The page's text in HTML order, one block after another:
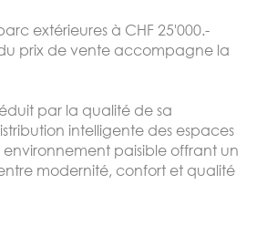
extérieures à CHF 25'000.-
prix de vente accompagne la
par la qualité de sa
intelligente des espaces
environnement paisible offrant un
modernité, confort et qualité